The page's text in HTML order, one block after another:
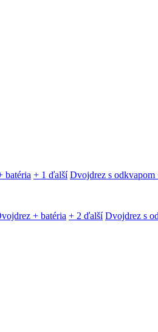
batéria + 1 ďalší Dvojdrez s odkvapom
+ batéria + 2 ďalší Dvojdrez s